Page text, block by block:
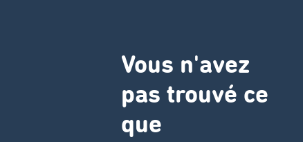
Vous n'avez
pas trouvé ce
que